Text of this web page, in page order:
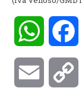
Email